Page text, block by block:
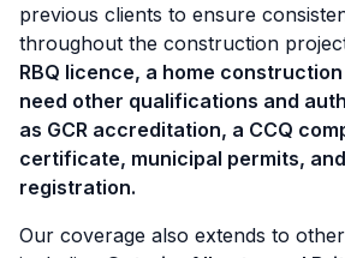
previous clients to ensure
throughout the construction
RBQ licence, a home
need other qualifications and
as GCR accreditation, a CCQ
certificate, municipal permits, and
registration.
Our coverage also extends to